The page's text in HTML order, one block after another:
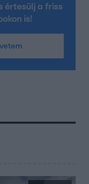
értesülj a friss
is!